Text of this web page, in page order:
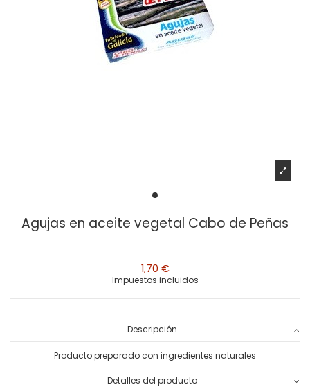
Agujas en aceite vegetal Cabo de Peñas
1,70 €
Impuestos incluidos
Descripción
Producto preparado con ingredientes naturales
Detalles del producto